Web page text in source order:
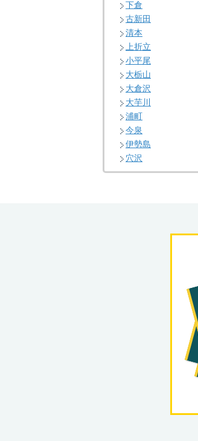
下倉
古新田
清本
上折立
小平尾
大栃山
大倉沢
大芋川
浦町
今泉
伊勢島
穴沢